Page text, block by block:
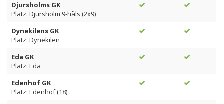
Djursholms GK
Platz: Djursholm 9-håls (2x9)
Dynekilens GK
Platz: Dynekilen
Eda GK
Platz: Eda
Edenhof GK
Platz: Edenhof (18)